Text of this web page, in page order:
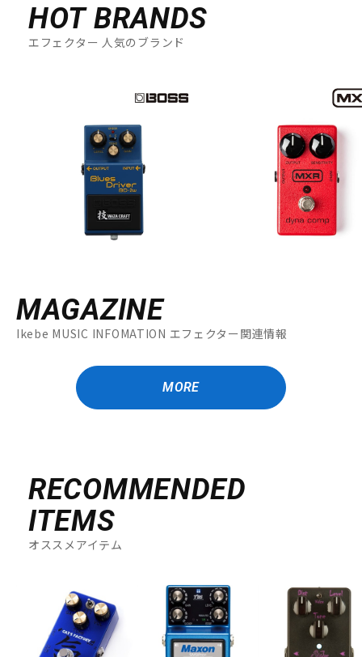
HOT BRANDS
エフェクター 人気のブランド
MAGAZINE
Ikebe MUSIC INFOMATION エフェクター関連情報
MORE
RECOMMENDED
ITEMS
オススメアイテム